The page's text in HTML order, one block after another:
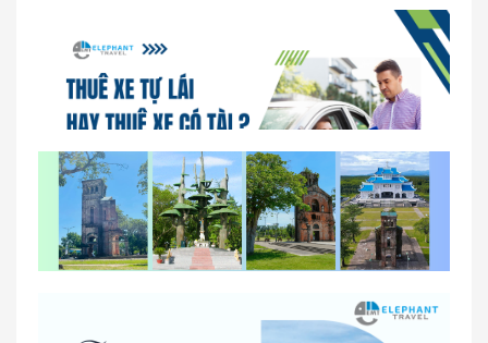
So sánh thuê xe tự lái và thuê xe có tài xế tại Huế